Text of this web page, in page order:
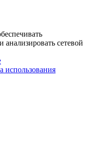
сетевой
использования